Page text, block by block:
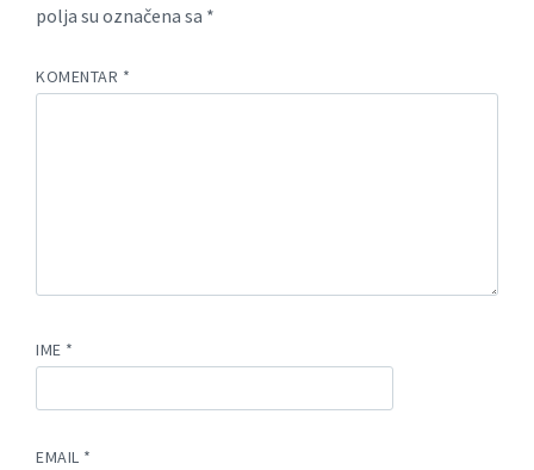
polja su označena sa *
KOMENTAR *
IME *
EMAIL *